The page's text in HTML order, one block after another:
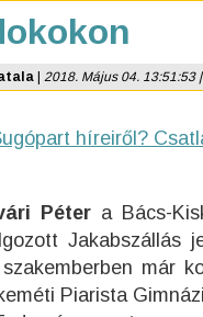
2018. Május 04. 13:51:53
híreiről?
Péter a Bács-
Jakabszállás
már
Piarista